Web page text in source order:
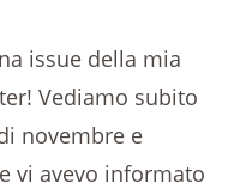
issue della mia
Vediamo subito
novembre e
vi avevo informato